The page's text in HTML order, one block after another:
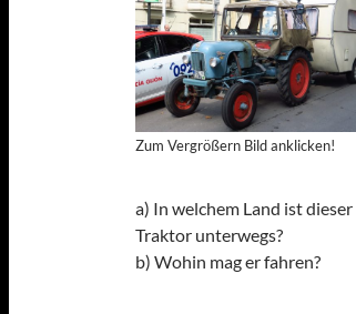
Zum Vergrößern Bild anklicken!
a) In welchem Land ist dieser
Traktor unterwegs?
b) Wohin mag er fahren?